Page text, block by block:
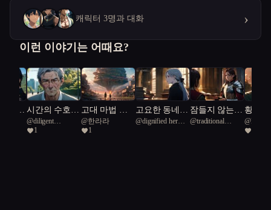
캐릭터 3명과 대화 ›
이런 이야기는 어때요?
시간의 수호
자: 서울의 비
밀 추격전
@diligent
European otter 42
1
고대 마법 도
시를 재활용하
는 방법
@한라라
1
고요한 동네,
수수께끼 동아
@dignified hermit
잠들지 않는
기사단의 금지
@traditional
황야
@